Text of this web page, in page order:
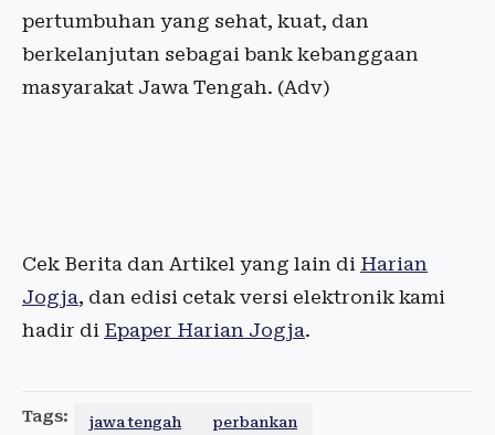
pertumbuhan yang sehat, kuat, dan
berkelanjutan sebagai bank kebanggaan
masyarakat Jawa Tengah. (Adv)
Cek Berita dan Artikel yang lain di Harian
Jogja, dan edisi cetak versi elektronik kami
hadir di Epaper Harian Jogja.
Tags: jawa tengah perbankan